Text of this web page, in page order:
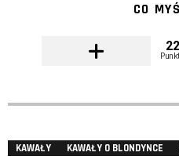
CO
KAWAŁY KAWAŁY O BLONDYNCE